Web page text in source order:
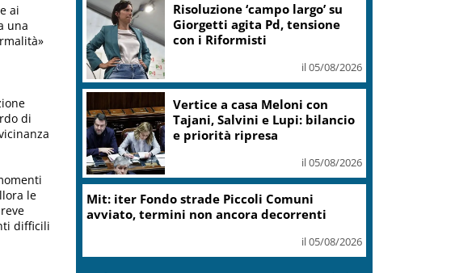
ai
una
di
le
difficili
Banco Bpm, Castagna: Agricole
Italia? Valuteremo, ritengo
fusione molto solida
il 05/08/2026
Conti pubblici, Governo
incassa sì su clausola Ue. Lega
ottiene modifica a risoluzione
il 05/08/2026
Delmastro, Camera dice no a
uso chat con Caroccia: in aula
il 05/08/2026